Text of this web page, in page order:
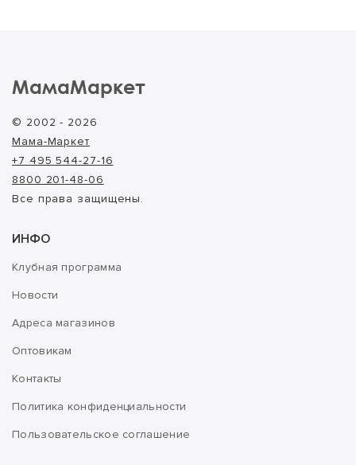
МамаМаркет
© 2002 - 2026
Мама-Маркет
+7 495 544-27-16
8800 201-48-06
Все права защищены.
ИНФО
Клубная программа
Новости
Адреса магазинов
Оптовикам
Контакты
Политика конфиденциальности
Пользовательское соглашение